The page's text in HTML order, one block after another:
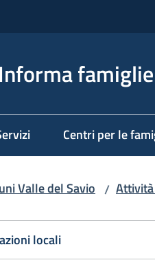
Informa
Centri per le
Valle del Savio /
locali